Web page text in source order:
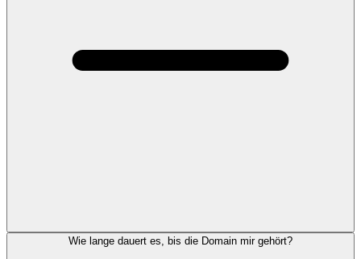
Wie lange dauert es, bis die Domain mir gehört?